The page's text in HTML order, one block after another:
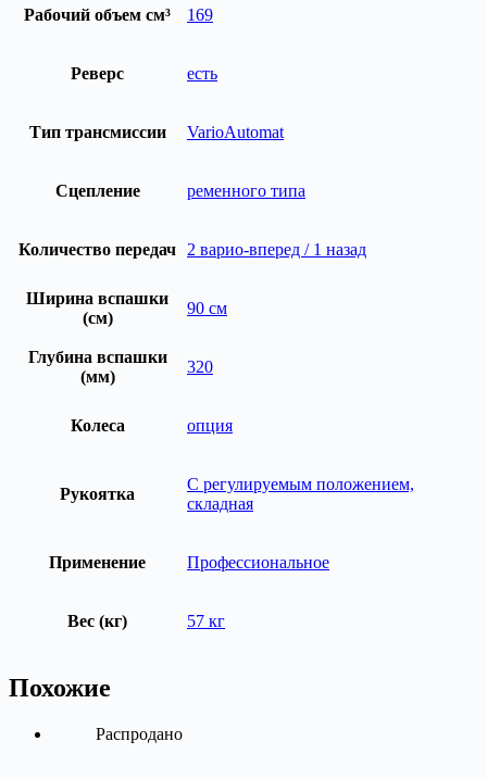
Рабочий объем см³ 169
Реверс есть
Тип трансмиссии VarioAutomat
Сцепление ременного типа
Количество передач 2 варио-вперед / 1 назад
Ширина вспашки
(см)
90 см
Глубина вспашки
(мм)
320
Колеса опция
Рукоятка
С регулируемым положением,
складная
Применение Профессиональное
Вес (кг) 57 кг
Похожие
Распродано